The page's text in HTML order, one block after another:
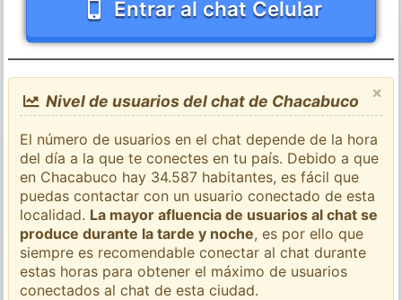
Entrar al chat Celular
×
Nivel de usuarios del chat de Chacabuco
El número de usuarios en el chat depende de la hora
del día a la que te conectes en tu país. Debido a que
en Chacabuco hay 34.587 habitantes, es fácil que
puedas contactar con un usuario conectado de esta
localidad. La mayor afluencia de usuarios al chat se
produce durante la tarde y noche, es por ello que
siempre es recomendable conectar al chat durante
estas horas para obtener el máximo de usuarios
conectados al chat de esta ciudad.